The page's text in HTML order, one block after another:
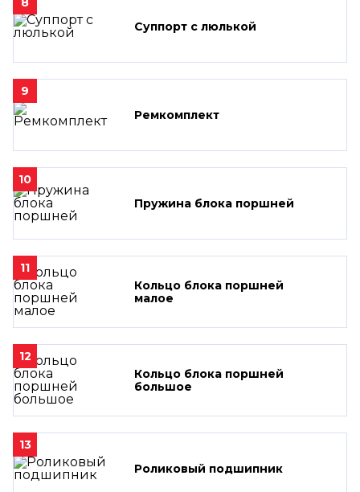
Суппорт с люлькой
9
Ремкомплект
10
Пружина блока поршней
11
Кольцо блока поршней
малое
12
Кольцо блока поршней
большое
13
Роликовый подшипник